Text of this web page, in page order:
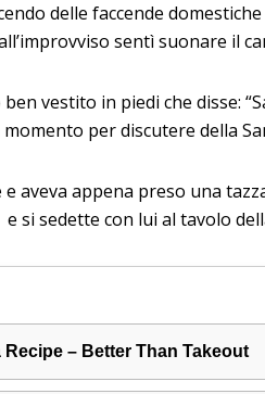
delle faccende
sentì suonare il
vestito in piedi che disse:
momento per discutere della
aveva appena preso una
e si sedette con lui al tavolo
– Better Than Takeout